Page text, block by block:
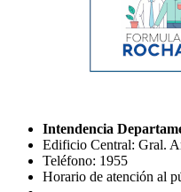
Intendencia
Edificio Central: Gral.
Teléfono: 1955
Horario de atención al